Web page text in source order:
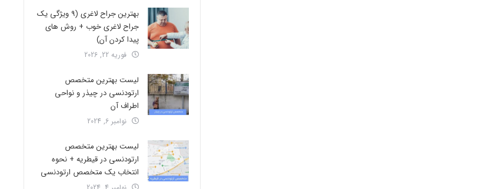
بهترین جراح لاغری (9 ویژگی یک
جراح لاغری خوب + روش های
پیدا کردن آن)
فوریه 22, 2026
لیست بهترین متخصص
ارتودنسی در چیذر و نواحی
اطراف آن
نوامبر 6, 2024
لیست بهترین متخصص
ارتودنسی در قیطریه + نحوه
انتخاب یک متخصص ارتودنسی